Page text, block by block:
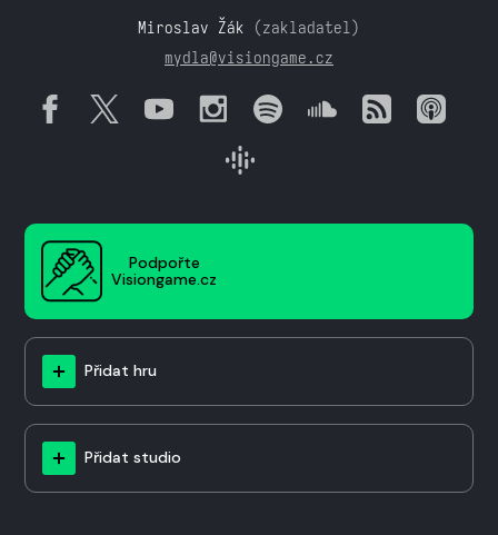
Miroslav Žák (zakladatel)
mydla@visiongame.cz
Podpořte
Visiongame.cz
Přidat hru
Přidat studio